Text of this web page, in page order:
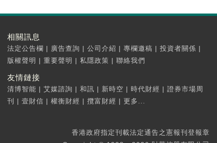
相關訊息
法定公告欄 | 廣告查詢 | 公司介紹 | 專欄邀稿 | 投資者關係 |
版權聲明 | 重要聲明 | 私隱政策 | 聯絡我們
友情鏈接
清博智能 | 艾媒諮詢 | 和訊 | 新時空 | 時代財經 | 證券市場周
刊
| 壹財信 | 權衡財經 | 攬富財經 | 更多...
香港政府指定刊載法定通告之憲報刊登報章